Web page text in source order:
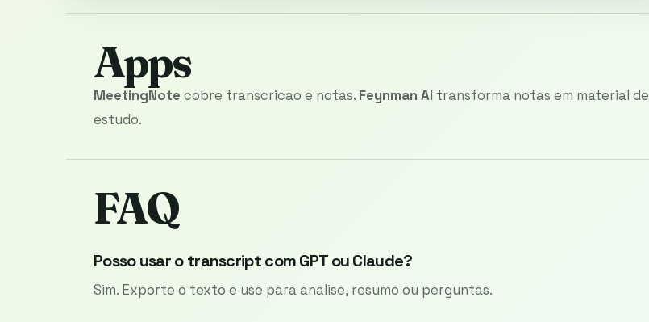
Apps
MeetingNote cobre transcricao e notas. Feynman AI transforma notas em material de
estudo.
FAQ
Posso usar o transcript com GPT ou Claude?
Sim. Exporte o texto e use para analise, resumo ou perguntas.